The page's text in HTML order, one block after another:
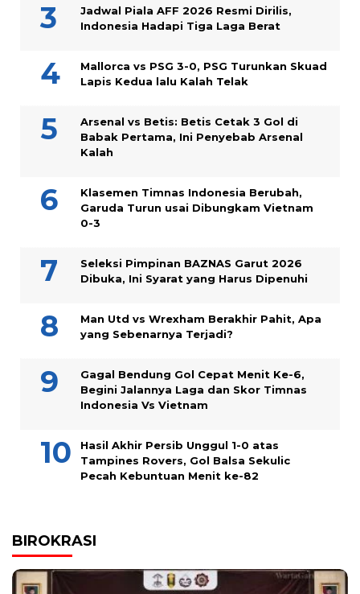
Jadwal Piala AFF 2026 Resmi Dirilis,
Indonesia Hadapi Tiga Laga Berat
Mallorca vs PSG 3-0, PSG Turunkan Skuad
Lapis Kedua lalu Kalah Telak
Arsenal vs Betis: Betis Cetak 3 Gol di
Babak Pertama, Ini Penyebab Arsenal
Kalah
Klasemen Timnas Indonesia Berubah,
Garuda Turun usai Dibungkam Vietnam
0-3
Seleksi Pimpinan BAZNAS Garut 2026
Dibuka, Ini Syarat yang Harus Dipenuhi
Man Utd vs Wrexham Berakhir Pahit, Apa
yang Sebenarnya Terjadi?
Gagal Bendung Gol Cepat Menit Ke-6,
Begini Jalannya Laga dan Skor Timnas
Indonesia Vs Vietnam
Hasil Akhir Persib Unggul 1-0 atas
Tampines Rovers, Gol Balsa Sekulic
Pecah Kebuntuan Menit ke-82
BIROKRASI